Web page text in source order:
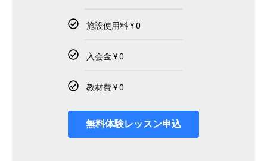
施設使用料 ¥ 0
入会金 ¥ 0
教材費 ¥ 0
無料体験レッスン申込